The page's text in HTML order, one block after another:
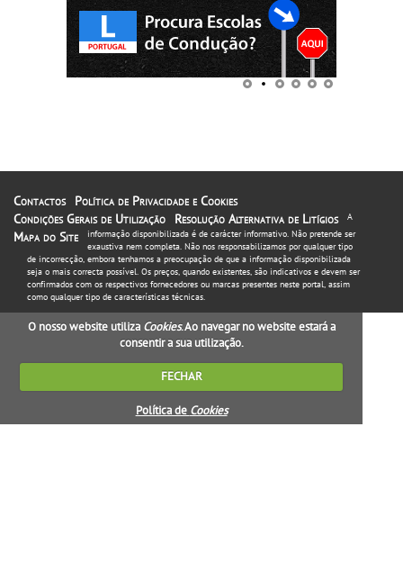
Contactos
Política de Privacidade e Cookies
Condições Gerais de Utilização
Resolução Alternativa de Litígios
Mapa do Site
A
informação disponibilizada é de carácter informativo. Não pretende ser
exaustiva nem completa. Não nos responsabilizamos por qualquer tipo
de incorrecção, embora tenhamos a preocupação de que a informação disponibilizada
seja o mais correcta possível. Os preços, quando existentes, são indicativos e devem ser
confirmados com os respectivos fornecedores ou marcas presentes neste portal, assim
como qualquer tipo de características técnicas.
O nosso website utiliza Cookies. Ao navegar no website estará a
consentir a sua utilização.
FECHAR
Política de Cookies